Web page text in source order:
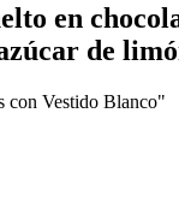
en
de
con Vestido Blanco"